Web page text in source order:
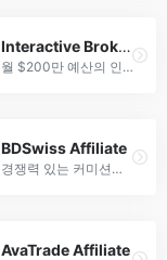
Interactive Brokers Affiliate
월 $200만 예산의 인플루언서 프로그램으로 무제한 수익 기회 제공.
BDSwiss Affiliate
경쟁력 있는 커미션과 강력한 온라인 존재감을 위한 다채널 지원 제공.
AvaTrade Affiliate